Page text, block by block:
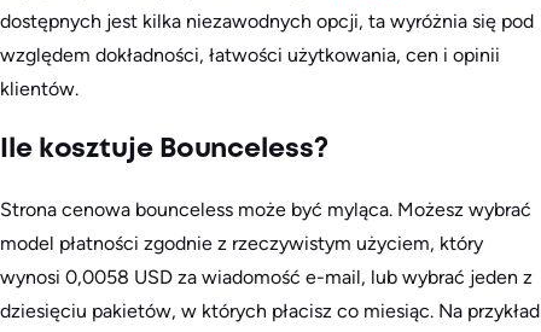
dostępnych jest kilka niezawodnych opcji, ta wyróżnia się pod
względem dokładności, łatwości użytkowania, cen i opinii
klientów.
Ile kosztuje Bounceless?
Strona cenowa bounceless może być myląca. Możesz wybrać
model płatności zgodnie z rzeczywistym użyciem, który
wynosi 0,0058 USD za wiadomość e-mail, lub wybrać jeden z
dziesięciu pakietów, w których płacisz co miesiąc. Na przykład